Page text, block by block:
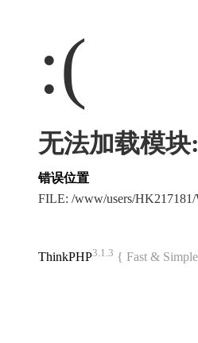
:(
无法加载模
错误位置
FILE: /www/users/
ThinkPHP3.1.3 { Fast &